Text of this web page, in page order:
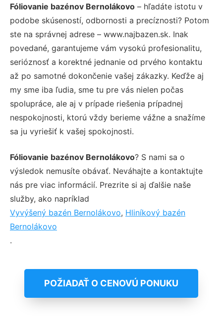
Fóliovanie bazénov Bernolákovo – hľadáte istotu v
podobe skúseností, odbornosti a precíznosti? Potom
ste na správnej adrese – www.najbazen.sk. Inak
povedané, garantujeme vám vysokú profesionalitu,
serióznosť a korektné jednanie od prvého kontaktu
až po samotné dokončenie vašej zákazky. Keďže aj
my sme iba ľudia, sme tu pre vás nielen počas
spolupráce, ale aj v prípade riešenia prípadnej
nespokojnosti, ktorú vždy berieme vážne a snažíme
sa ju vyriešiť k vašej spokojnosti.
Fóliovanie bazénov Bernolákovo? S nami sa o
výsledok nemusíte obávať. Neváhajte a kontaktujte
nás pre viac informácií. Prezrite si aj ďalšie naše
služby, ako napríklad
Vyvýšený bazén Bernolákovo, Hliníkový bazén
Bernolákovo
.
POŽIADAŤ O CENOVÚ PONUKU